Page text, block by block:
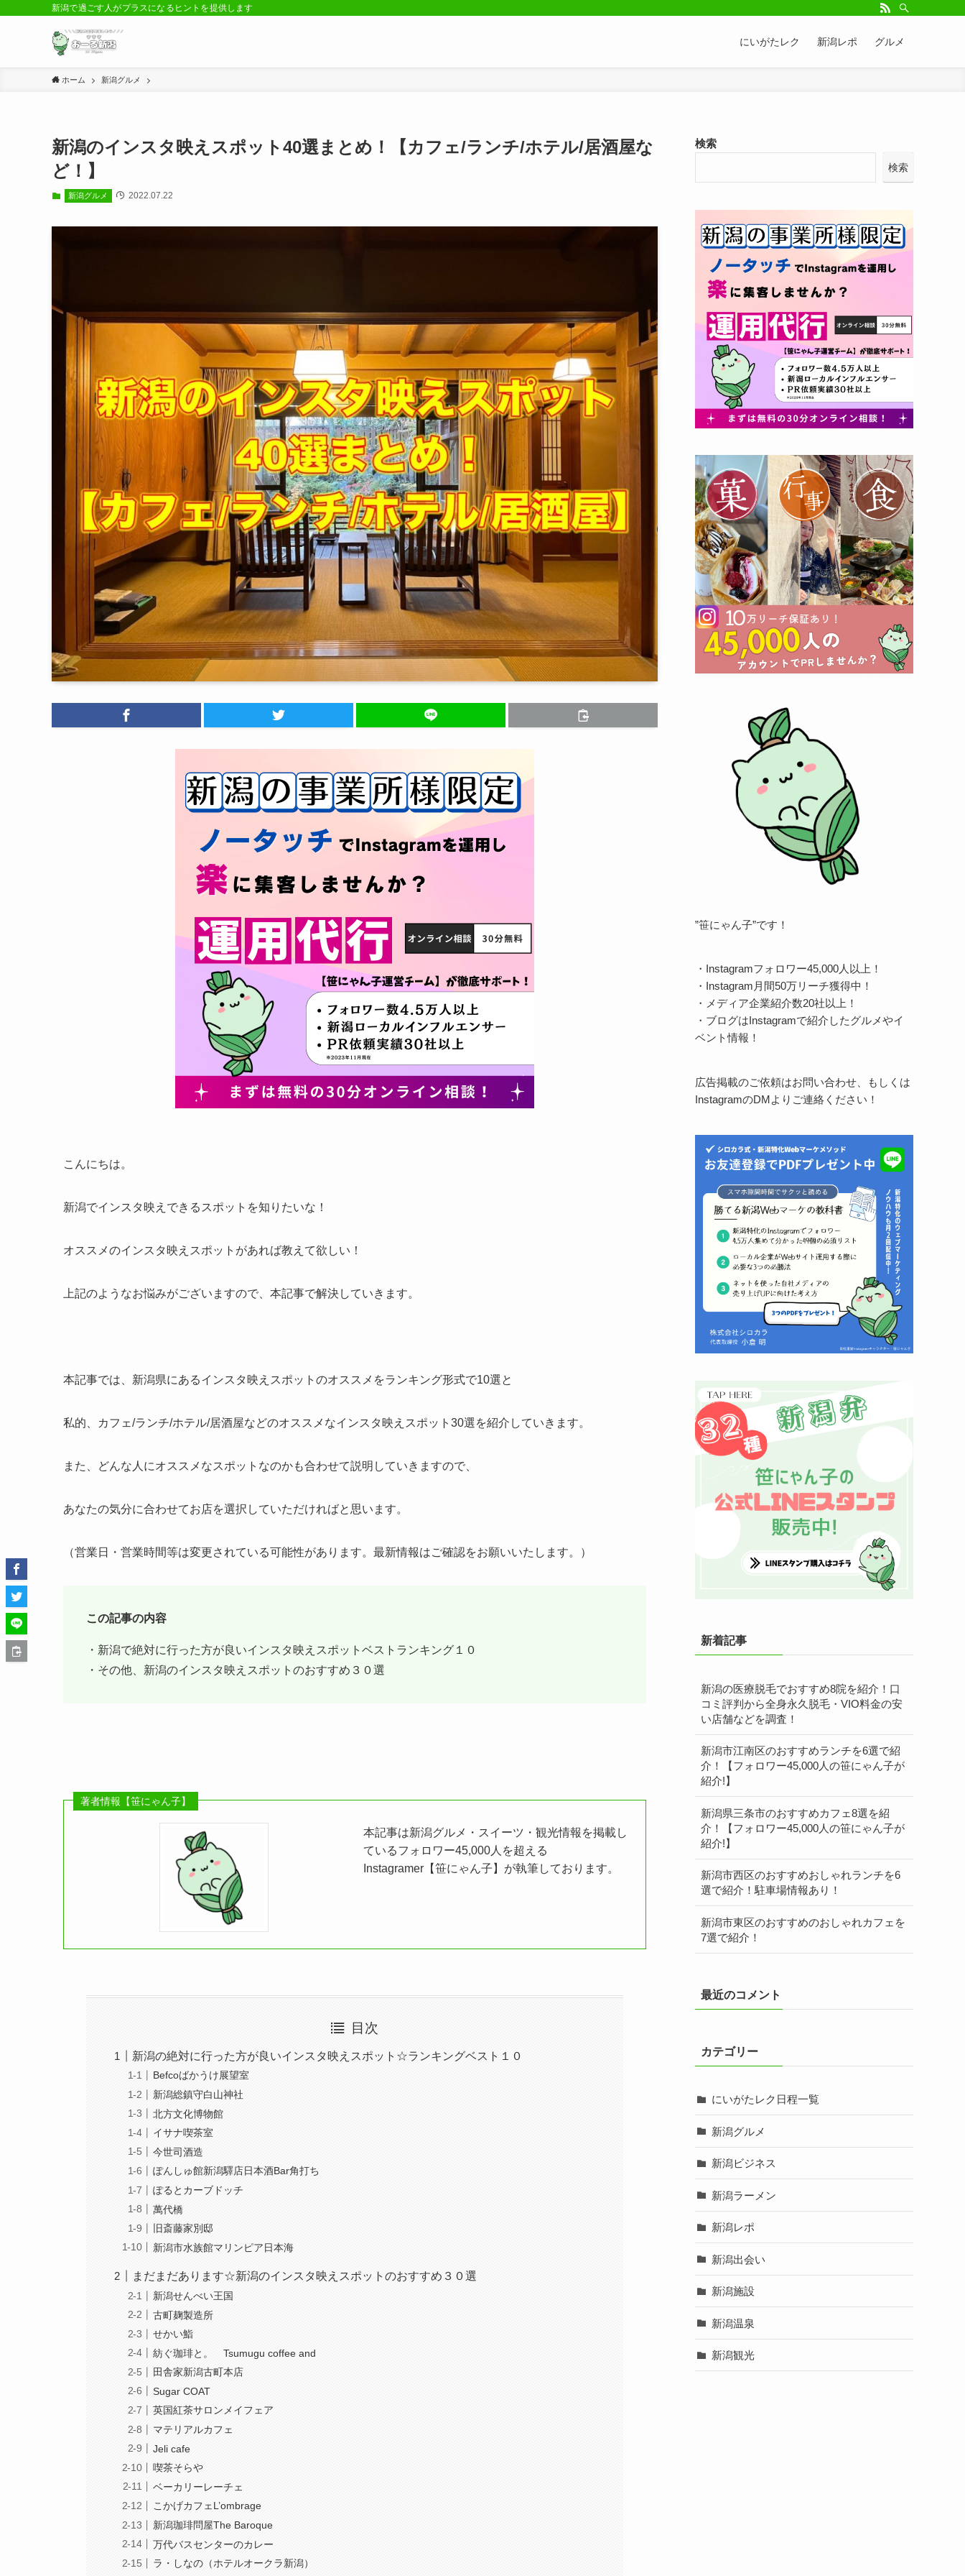
新潟で過ごす人がプラスになるヒントを提供します
にいがたレク 新潟レポ グルメ
ホーム 新潟グルメ
新潟のインスタ映えスポット40選まとめ！【カフェ/ランチ/ホテル/居酒屋な
ど！】
新潟グルメ 2022.07.22
こんにちは。
新潟でインスタ映えできるスポットを知りたいな！
オススメのインスタ映えスポットがあれば教えて欲しい！
上記のようなお悩みがございますので、本記事で解決していきます。
本記事では、新潟県にあるインスタ映えスポットのオススメをランキング形式で10選と
私的、カフェ/ランチ/ホテル/居酒屋などのオススメなインスタ映えスポット30選を紹介していきます。
また、どんな人にオススメなスポットなのかも合わせて説明していきますので、
あなたの気分に合わせてお店を選択していただければと思います。
（営業日・営業時間等は変更されている可能性があります。最新情報はご確認をお願いいたします。）
この記事の内容
・新潟で絶対に行った方が良いインスタ映えスポットベストランキング１０
・その他、新潟のインスタ映えスポットのおすすめ３０選
著者情報【笹にゃん子】
本記事は新潟グルメ・スイーツ・観光情報を掲載し
ているフォロワー45,000人を超える
Instagramer【笹にゃん子】が執筆しております。
目次
新潟の絶対に行った方が良いインスタ映えスポット☆ランキングベスト１０
Befcoばかうけ展望室
新潟総鎮守白山神社
北方文化博物館
イサナ喫茶室
今世司酒造
ぽんしゅ館新潟驛店日本酒Bar角打ち
ぽるとカーブドッチ
萬代橋
旧斎藤家別邸
新潟市水族館マリンピア日本海
まだまだあります☆新潟のインスタ映えスポットのおすすめ３０選
新潟せんべい王国
古町麹製造所
せかい鮨
紡ぐ珈琲と。 Tsumugu coffee and
田舎家新潟古町本店
Sugar COAT
英国紅茶サロンメイフェア
マテリアルカフェ
Jeli cafe
喫茶そらや
ベーカリーレーチェ
こかげカフェL’ombrage
新潟珈琲問屋The Baroque
万代バスセンターのカレー
ラ・しなの（ホテルオークラ新潟）
検索
検索
”笹にゃん子”です！
・Instagramフォロワー45,000人以上！
・Instagram月間50万リーチ獲得中！
・メディア企業紹介数20社以上！
・ブログはInstagramで紹介したグルメやイ
ベント情報！
広告掲載のご依頼はお問い合わせ、もしくは
InstagramのDMよりご連絡ください！
新着記事
新潟の医療脱毛でおすすめ8院を紹介！口
コミ評判から全身永久脱毛・VIO料金の安
い店舗などを調査！
新潟市江南区のおすすめランチを6選で紹
介！【フォロワー45,000人の笹にゃん子が
紹介!】
新潟県三条市のおすすめカフェ8選を紹
介！【フォロワー45,000人の笹にゃん子が
紹介!】
新潟市西区のおすすめおしゃれランチを6
選で紹介！駐車場情報あり！
新潟市東区のおすすめのおしゃれカフェを
7選で紹介！
最近のコメント
カテゴリー
にいがたレク日程一覧
新潟グルメ
新潟ビジネス
新潟ラーメン
新潟レポ
新潟出会い
新潟施設
新潟温泉
新潟観光